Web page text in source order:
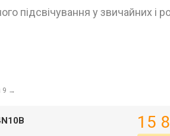
підсвічування у звичайних і
9 →
15